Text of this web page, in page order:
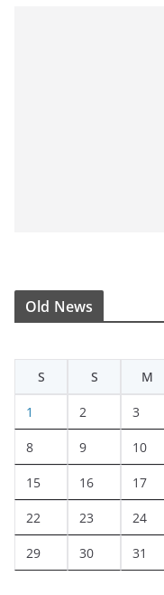
Old News
S
S M
1 2 3
8 9 10
15 16 17
22 23 24
29 30 31